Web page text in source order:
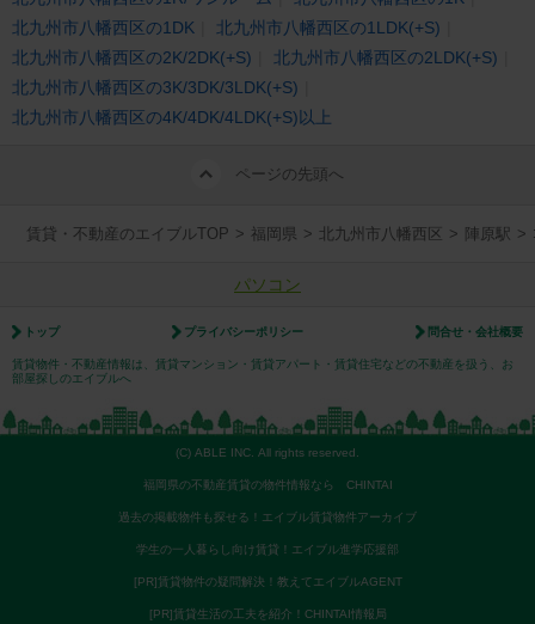
北九州市八幡西区の1DK
北九州市八幡西区の1LDK(+S)
北九州市八幡西区の2K/2DK(+S)
北九州市八幡西区の2LDK(+S)
北九州市八幡西区の3K/3DK/3LDK(+S)
北九州市八幡西区の4K/4DK/4LDK(+S)以上
ページの先頭へ
賃貸・不動産のエイブルTOP > 福岡県 > 北九州市八幡西区 > 陣原駅 >
パソコン
トップ プライバシーポリシー 問合せ・会社概要
賃貸物件・不動産情報は、賃貸マンション・賃貸アパート・賃貸住宅などの不動産を扱う、お
部屋探しのエイブルへ
(C) ABLE INC. All rights reserved.
福岡県の不動産賃貸の物件情報なら CHINTAI
過去の掲載物件も探せる！エイブル賃貸物件アーカイブ
学生の一人暮らし向け賃貸！エイブル進学応援部
[PR]賃貸物件の疑問解決！教えてエイブルAGENT
[PR]賃貸生活の工夫を紹介！CHINTAI情報局